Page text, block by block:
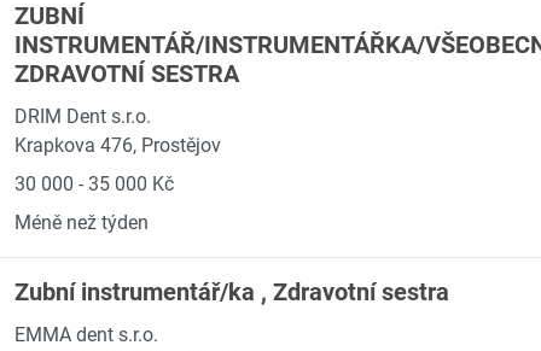
ZUBNÍ
INSTRUMENTÁŘ/INSTRUMENTÁŘKA/
ZDRAVOTNÍ SESTRA
DRIM Dent s.r.o.
Krapkova 476, Prostějov
30 000 - 35 000 Kč
Méně než týden
Zubní instrumentář/ka , Zdravotní sestra
EMMA dent s.r.o.